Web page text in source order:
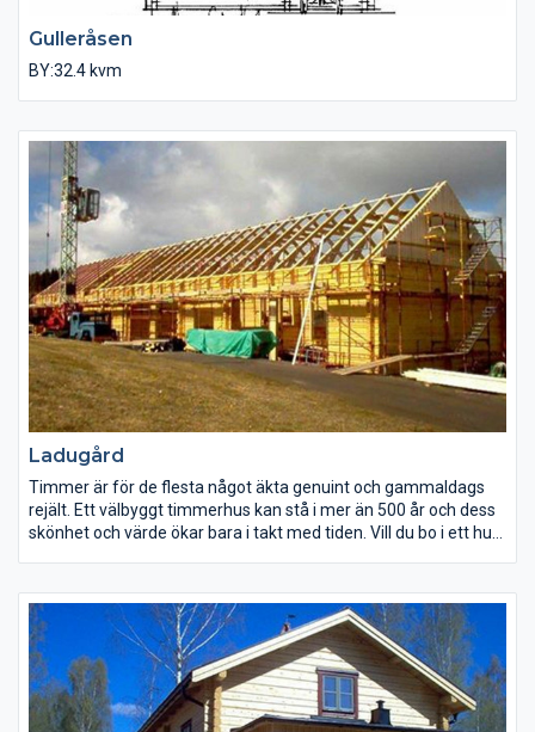
Gulleråsen
BY:32.4 kvm
Ladugård
Timmer är för de flesta något äkta genuint och gammaldags
rejält. Ett välbyggt timmerhus kan stå i mer än 500 år och dess
skönhet och värde ökar bara i takt med tiden. Vill du bo i ett hus
för dig och kommande generationer. Att bygga i timmer ger
ökat utrymme för egna idéer vår tillverkning är inte bunden av
färdiga element eller serieproduktion – så ändra gärna. Vi
bygger också efter beställarens ritning eller omarbetar våra
standardtyper enligt önskemål.